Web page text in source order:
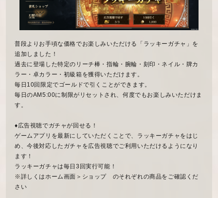
普段よりお手頃な価格でお楽しみいただける「ラッキーガチャ」を
追加しました！
過去に登場した特定のリーチ棒・指輪・腕輪・刻印・ネイル・牌カ
ラー・卓カラー・初級箱を獲得いただけます。
毎日10回限定でゴールドで引くことができます。
毎日のAM5:00に制限がリセットされ、何度でもお楽しみいただけま
す。
♦広告視聴でガチャが回せる！
ゲームアプリを最新にしていただくことで、ラッキーガチャをはじ
め、今後対応したガチャを広告視聴でご利用いただけるようになり
ます！
ラッキーガチャは毎日3回実行可能！
※詳しくはホーム画面＞ショップ のそれぞれの商品をご確認くだ
さい